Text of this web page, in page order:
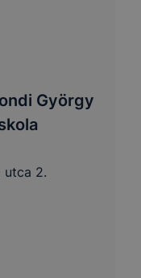
György
utca 2.